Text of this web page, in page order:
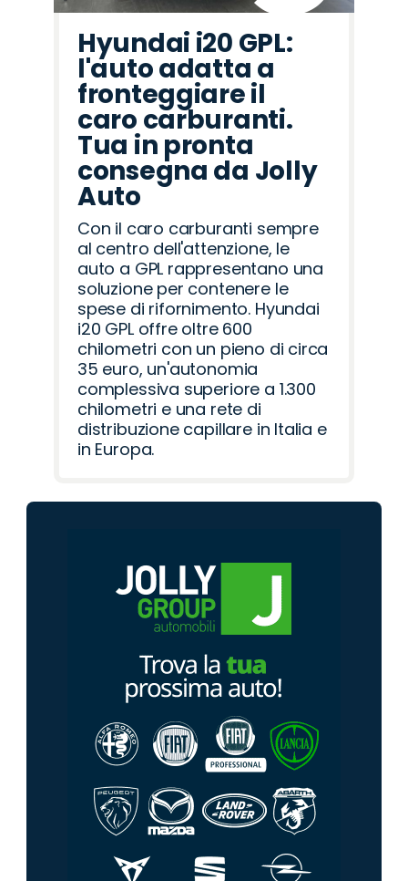
Hyundai i20 GPL:
l'auto adatta a
fronteggiare il
caro carburanti.
Tua in pronta
consegna da Jolly
Auto
Con il caro carburanti sempre
al centro dell'attenzione, le
auto a GPL rappresentano una
soluzione per contenere le
spese di rifornimento. Hyundai
i20 GPL offre oltre 600
chilometri con un pieno di circa
35 euro, un'autonomia
complessiva superiore a 1.300
chilometri e una rete di
distribuzione capillare in Italia e
in Europa.